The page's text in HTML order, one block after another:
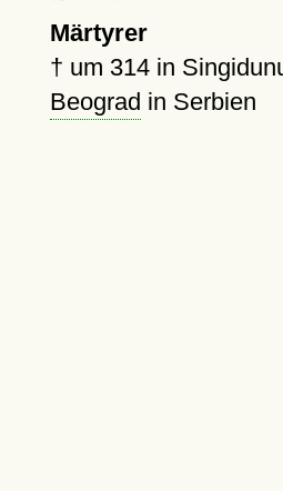
Märtyrer
† um 314in
Beograd in Serbien